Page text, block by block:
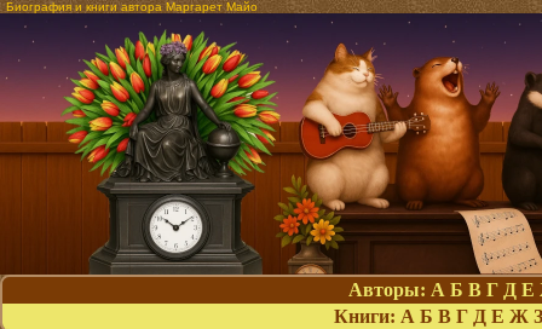
Биография и книги автора Маргарет Майо
Авторы: А Б В Г Д Е
Книги: А Б В Г Д Е Ж З